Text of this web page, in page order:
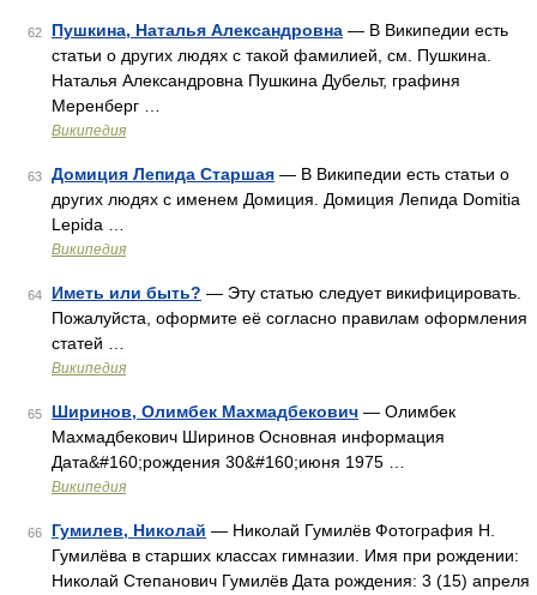
62 Пушкина, Наталья Александровна — В Википедии есть
статьи о других людях с такой фамилией, см. Пушкина.
Наталья Александровна Пушкина Дубельт, графиня
Меренберг …
Википедия
63 Домиция Лепида Старшая — В Википедии есть статьи о
других людях с именем Домиция. Домиция Лепида Domitia
Lepida …
Википедия
64 Иметь или быть? — Эту статью следует викифицировать.
Пожалуйста, оформите её согласно правилам оформления
статей …
Википедия
65 Ширинов, Олимбек Махмадбекович — Олимбек
Махмадбекович Ширинов Основная информация
Дата&#160;рождения 30&#160;июня 1975 …
Википедия
66 Гумилев, Николай — Николай Гумилёв Фотография Н.
Гумилёва в старших классах гимназии. Имя при рождении:
Николай Степанович Гумилёв Дата рождения: 3 (15) апреля